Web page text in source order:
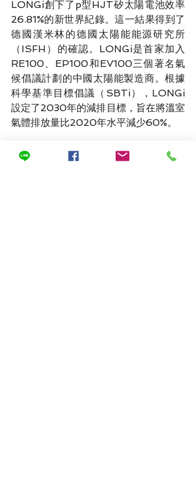
LONGi創下了p型HJT矽太陽電池效率
26.81%的新世界紀錄。這一結果得到了
德國漢米林的德國太陽能能源研究所
（ISFH）的確認。LONGi是首家加入
RE100、EP100和EV100三個著名氣
候倡議計劃的中國太陽能製造商。根據
科學基準目標倡議（SBTi），LONGi
設定了2030年的減排目標，旨在將溫室
氣體排放量比2020年水平減少60%。
參考文獻